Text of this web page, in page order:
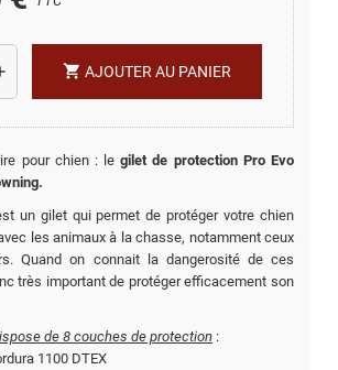
shopping_cart AJOUTER AU PANIER
pour chien : legilet de protection Pro Evo
un gilet qui permet de protéger votre chien
les animaux à la chasse, notamment ceux
Quand on connait la dangerosité de ces
très important de protéger efficacement son
de 8 couches de protection :
1100 DTEX